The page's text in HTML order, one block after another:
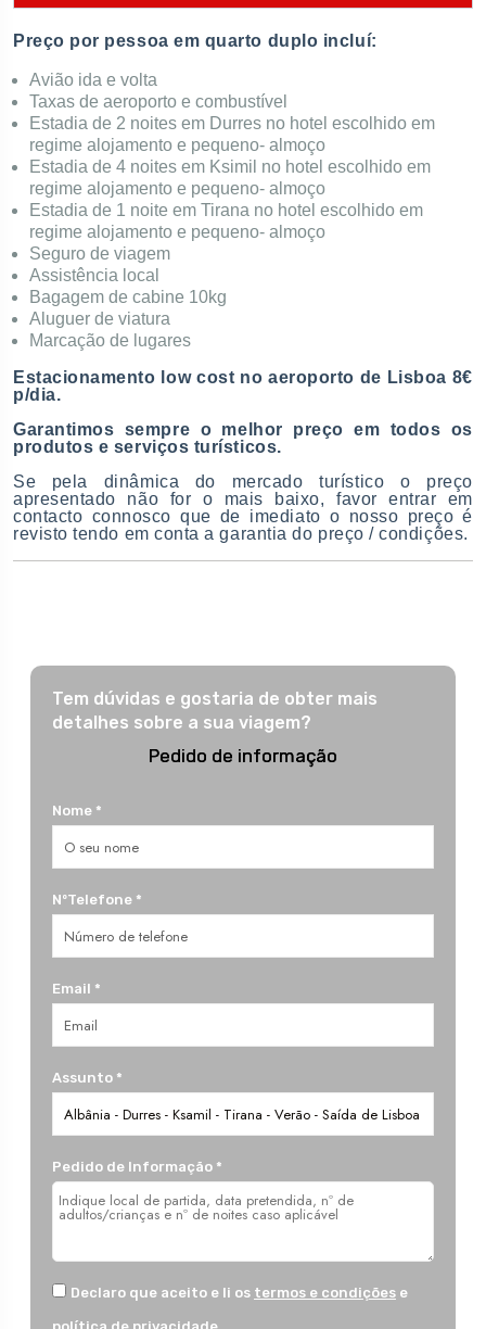
Preço por pessoa em quarto duplo incluí:
Avião ida e volta
Taxas de aeroporto e combustível
Estadia de 2 noites em Durres no hotel escolhido em
regime alojamento e pequeno- almoço
Estadia de 4 noites em Ksimil no hotel escolhido em
regime alojamento e pequeno- almoço
Estadia de 1 noite em Tirana no hotel escolhido em
regime alojamento e pequeno- almoço
Seguro de viagem
Assistência local
Bagagem de cabine 10kg
Aluguer de viatura
Marcação de lugares
Estacionamento low cost no aeroporto de Lisboa 8€
p/dia.
Garantimos sempre o melhor preço em todos os
produtos e serviços turísticos.
Se pela dinâmica do mercado turístico o preço
apresentado não for o mais baixo, favor entrar em
contacto connosco que de imediato o nosso preço é
revisto tendo em conta a garantia do preço / condições.
Tem dúvidas e gostaria de obter mais
detalhes sobre a sua viagem?
Pedido de informação
Nome *
NºTelefone *
Email *
Assunto *
Pedido de Informação *
Declaro que aceito e li os termos e condições e